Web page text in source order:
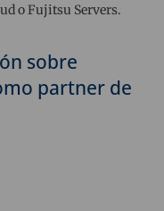
o Fujitsu Servers.
sobre
partner de